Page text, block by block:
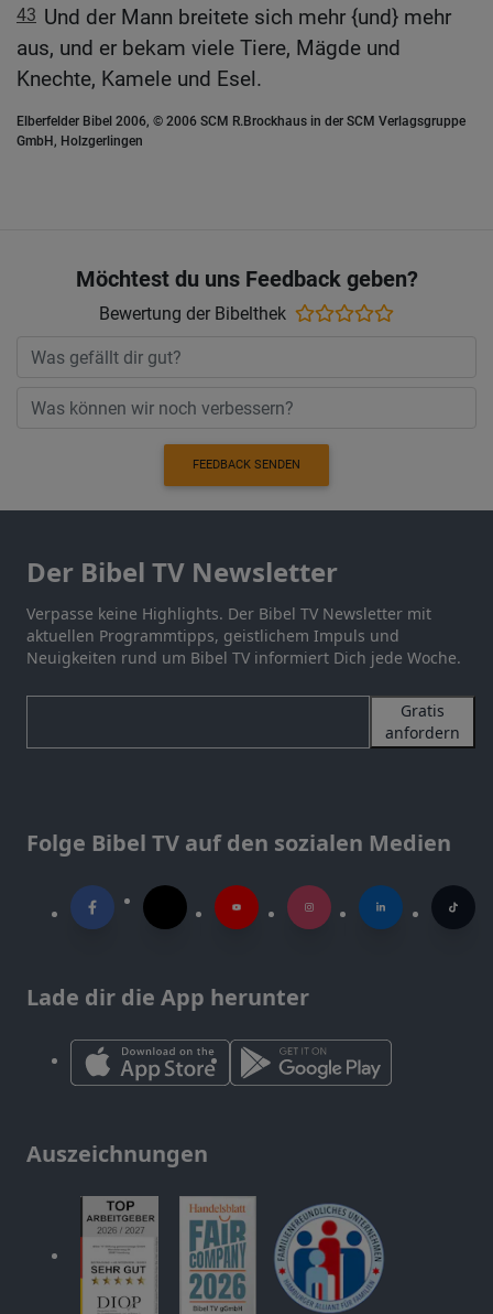
43 Und der Mann breitete sich mehr {und} mehr
aus, und er bekam viele Tiere, Mägde und
Knechte, Kamele und Esel.
Elberfelder Bibel 2006, © 2006 SCM R.Brockhaus in der SCM Verlagsgruppe
GmbH, Holzgerlingen
Möchtest du uns Feedback geben?
Bewertung der Bibelthek
FEEDBACK SENDEN
Der Bibel TV Newsletter
Verpasse keine Highlights. Der Bibel TV Newsletter mit
aktuellen Programmtipps, geistlichem Impuls und
Neuigkeiten rund um Bibel TV informiert Dich jede Woche.
Gratis
anfordern
Folge Bibel TV auf den sozialen Medien
Lade dir die App herunter
Auszeichnungen